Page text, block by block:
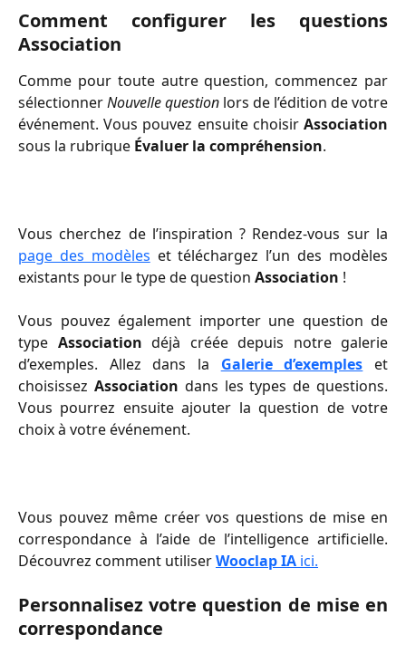
Comment configurer les questions
Association
Comme pour toute autre question, commencez par
sélectionnerNouvelle question lors de l’édition de votre
événement. Vous pouvez ensuite choisir Association
sous la rubrique Évaluer la compréhension.
Vous cherchez de l’inspiration ? Rendez-vous sur la
page des modèles et téléchargez l’un des modèles
existants pour le type de question Association !
Vous pouvez également importer une question de
type Association déjà créée depuis notre galerie
d’exemples. Allez dans la Galerie d’exemples et
choisissez Association dans les types de questions.
Vous pourrez ensuite ajouter la question de votre
choix à votre événement.
Vous pouvez même créer vos questions de mise en
correspondance à l’aide de l’intelligence artificielle.
Découvrez comment utiliserWooclap IA ici.
Personnalisez votre question de mise en
correspondance